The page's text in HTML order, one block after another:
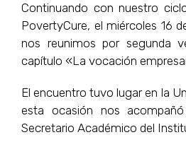
Continuando con nuestro
PovertyCure, el miércoles 16
nos reunimos por segunda
capítulo «La vocación
El encuentro tuvo lugar en la
esta ocasión nos
Secretario Académico del